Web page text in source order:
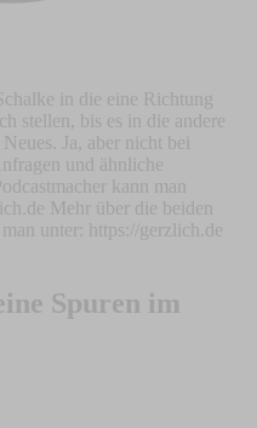
in die eine Richtung
stellen, bis es in die andere
Ja, aber nicht bei
und ähnliche
kann man
Mehr über die beiden
unter: https://gerzlich.de
Spuren im